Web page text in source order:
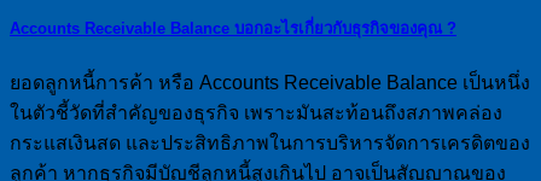
Accounts Receivable Balance บอกอะไรเกี่ยวกับธุรกิจของคุณ ?
ยอดลูกหนี้การค้า หรือ Accounts Receivable Balance เป็นหนึ่ง
ในตัวชี้วัดที่สำคัญของธุรกิจ เพราะมันสะท้อนถึงสภาพคล่อง
กระแสเงินสด และประสิทธิภาพในการบริหารจัดการเครดิตของ
ลูกค้า หากธุรกิจมีบัญชีลูกหนี้สูงเกินไป อาจเป็นสัญญาณของ